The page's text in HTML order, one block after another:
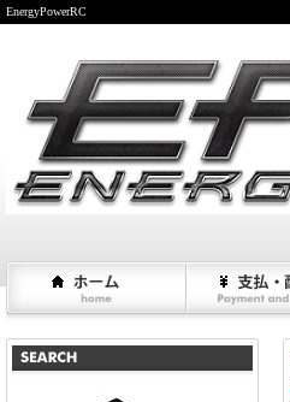
EnergyPowerRC